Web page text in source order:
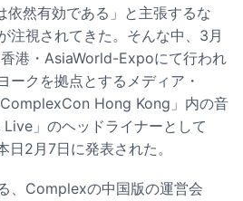
依然有効である」と主張するな
注視されてきた。そんな中、3月
港・AsiaWorld-Expoにて行われ
ークを拠点とするメディア・
Hong Kong」内の音
」のヘッドライナーとして
2月7日に発表された。
、Complexの中国版の運営会